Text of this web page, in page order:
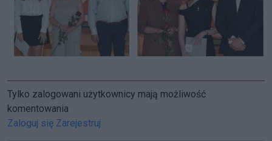
Tylko zalogowani użytkownicy mają możliwość
komentowania
Zaloguj się Zarejestruj